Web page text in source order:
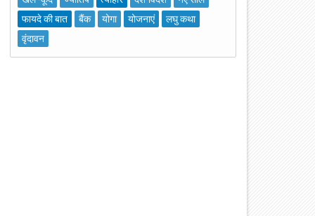
फायदे की बात
बैंक योगा योजनाएं
लघु कथा
वृंदावन